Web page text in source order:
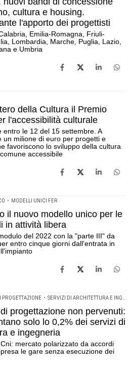
cultura e housing.
l'apporto dei progettisti
Emilia-Romagna, Friuli-
Lombardia, Marche, Puglia, Lazio,
e Umbria
della Cultura il Premio
l'accessibilità culturale
entro le 12 del 15 settembre. A
un milione di euro per progetti e
favoriscono lo sviluppo della cultura
accessibile
• MODELLI UNICI FER
il nuovo modello unico per le
in attività libera
del 2022 con la "parte III" da
entro cinque giorni dall'entrata in
PROGETTAZIONE • SERVIZI DI ARCHITETTURA E INGEGNERIA
progettazione non pervenuti:
solo lo 0,2% dei servizi di
e ingegneria
mercato polarizzato da accordi
le gare senza esecuzione dei